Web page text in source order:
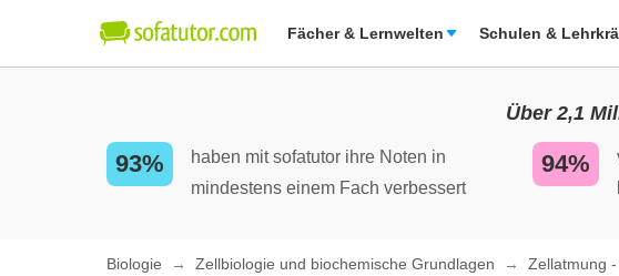
Fächer & Lernwelten Schulen &
Über 2,1
93%
haben mit sofatutor ihre Noten in
mindestens einem Fach verbessert
94%
Biologie Zellbiologie und biochemische Grundlagen Zellatmung